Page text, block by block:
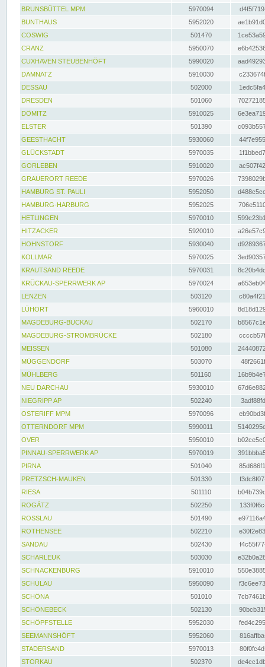
BRUNSBÜTTEL MPM
5970094
BUNTHAUS
5952020
COSWIG
501470
CRANZ
5950070
CUXHAVEN STEUBENHÖFT
5990020
DAMNATZ
5910030
DESSAU
502000
DRESDEN
501060
DÖMITZ
5910025
ELSTER
501390
GEESTHACHT
5930060
GLÜCKSTADT
5970035
GORLEBEN
5910020
GRAUERORT REEDE
5970026
HAMBURG ST. PAULI
5952050
HAMBURG-HARBURG
5952025
HETLINGEN
5970010
HITZACKER
5920010
HOHNSTORF
5930040
KOLLMAR
5970025
KRAUTSAND REEDE
5970031
KRÜCKAU-SPERRWERK AP
5970024
LENZEN
503120
LÜHORT
5960010
MAGDEBURG-BUCKAU
502170
MAGDEBURG-STROMBRÜCKE
502180
MEISSEN
501080
MÜGGENDORF
503070
MÜHLBERG
501160
NEU DARCHAU
5930010
NIEGRIPP AP
502240
OSTERIFF MPM
5970096
OTTERNDORF MPM
5990011
OVER
5950010
PINNAU-SPERRWERK AP
5970019
PIRNA
501040
PRETZSCH-MAUKEN
501330
RIESA
501110
ROGÄTZ
502250
ROSSLAU
501490
ROTHENSEE
502210
SANDAU
502430
SCHARLEUK
503030
SCHNACKENBURG
5910010
SCHULAU
5950090
SCHÖNA
501010
SCHÖNEBECK
502130
SCHÖPFSTELLE
5952030
SEEMANNSHÖFT
5952060
STADERSAND
5970013
STORKAU
502370